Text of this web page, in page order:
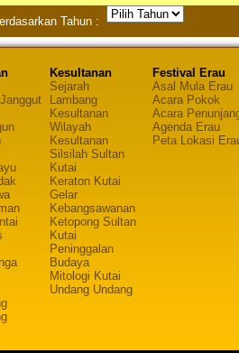
Tahun :
Kesultanan
Sejarah
Lambang
Kesultanan
Wilayah
Kesultanan
Silsilah Sultan
Kutai
Keraton Kutai
Gelar
Kebangsawanan
Ketopong Sultan
Kutai
Peninggalan
Budaya
Mitologi Kutai
Undang Undang
Festival Erau
Asal Mula Erau
Acara Pokok
Acara
Agenda Erau
Peta Lokasi